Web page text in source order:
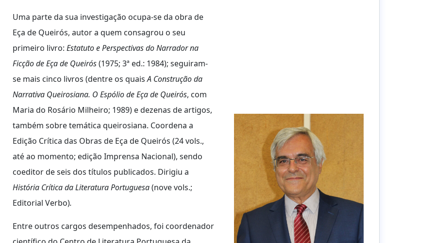
Uma parte da sua investigação ocupa-se da obra de
Eça de Queirós, autor a quem consagrou o seu
primeiro livro: Estatuto e Perspectivas do Narrador na
Ficção de Eça de Queirós(1975; 3ª ed.: 1984); seguiram-
se mais cinco livros (dentre os quaisA Construção da
Narrativa Queirosiana. O Espólio de Eça de Queirós, com
Maria do Rosário Milheiro; 1989) e dezenas de artigos,
também sobre temática queirosiana. Coordena a
Edição Crítica das Obras de Eça de Queirós (24 vols.,
até ao momento; edição Imprensa Nacional), sendo
coeditor de seis dos títulos publicados. Dirigiu a
História Crítica da Literatura Portuguesa(nove vols.;
Editorial Verbo).
Entre outros cargos desempenhados, foi coordenador